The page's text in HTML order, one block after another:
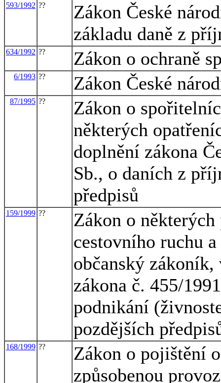
593/1992 ??
Zákon České
základu daně z
634/1992 ?? Zákon o ochraně
6/1993 ?? Zákon České
87/1995 ??
Zákon o
některých
doplnění zákona
Sb., o daních z
předpisů
159/1999 ??
Zákon o
cestovního ruchu
občanský zákoník,
zákona č. 455/
podnikání
pozdějších
168/1999 ??
Zákon o pojištění
způsobenou